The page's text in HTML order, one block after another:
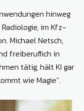
hinweg
im Kfz-
Michael Netsch,
freiberuflich in
tätig, hält KI gar
wie Magie“.